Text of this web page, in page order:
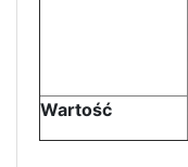
Wartość